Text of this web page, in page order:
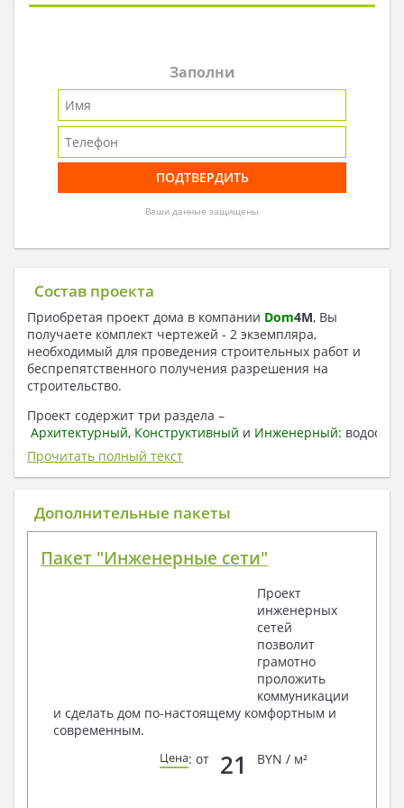
Заполни
Ваши данные защищены
Состав проекта
Приобретая проект дома в компании Dom4M, Вы
получаете комплект чертежей - 2 экземпляра,
необходимый для проведения строительных работ и
беспрепятственного получения разрешения на
строительство.
Проект содержит три раздела –
Архитектурный, Конструктивный и Инженерный:
отопление, вентиляция, канализация,
электроснабжение (приобретается за дополнительную
плату) + Пояснительная записка.
1. Архитектурный раздел:
План координационных осей
Поэтажные маркировочные планы с
Разрезы и состав конструкций
Фасады с ведомостью внешних отделок
Элементы проемов – спецификация
Ведомость перемычек – сечения и
спецификация
Экспликация полов
Архитектурные узлы в конструкциях
Прочитать полный текст
Дополнительные пакеты
Пакет "Инженерные сети"
Проект
инженерных
сетей
позволит
грамотно
проложить
коммуникации
и сделать дом по-настоящему комфортным и
современным.
Цена: от 21 BYN / м²